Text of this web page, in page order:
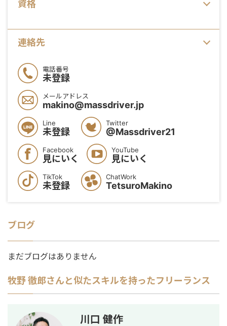
資格
連絡先
電話番号
未登録
メールアドレス
makino@massdriver.jp
Line
未登録
Twitter
@Massdriver21
Facebook
見にいく
YouTube
見にいく
TikTok
未登録
ChatWork
TetsuroMakino
ブログ
まだブログはありません
牧野 徹郎さんと似たスキルを持ったフリーランス
川口 健作